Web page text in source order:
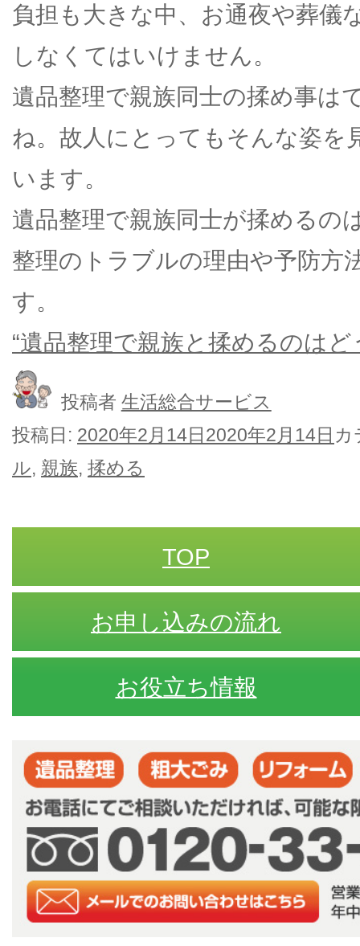
負担も大きな中、お通夜や葬儀
しなくてはいけません。
遺品整理で親族同士の揉め事は
ね。故人にとってもそんな姿を
います。
遺品整理で親族同士が揉めるの
整理のトラブルの理由や予防方
す。
“遺品整理で親族と揉めるのはど
投稿者 生活総合サービス
投稿日: 2020年2月14日2020年2月14日
ル, 親族, 揉める
TOP
お申し込みの流れ
お役立ち情報